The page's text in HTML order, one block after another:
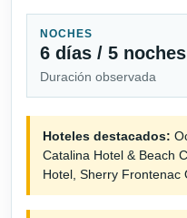
NOCHES
6 días / 5 noches
Duración observada
Hoteles destacados:
Catalina Hotel & Beach
Hotel, Sherry Frontenac